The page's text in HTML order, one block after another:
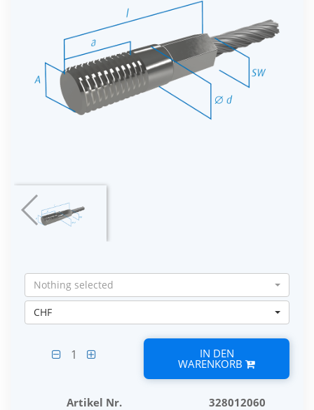
Nothing selected
CHF
1 IN DEN
WARENKORB
Artikel Nr.
328012060